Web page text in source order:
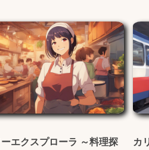
エクスプローラ ～料理探
カ